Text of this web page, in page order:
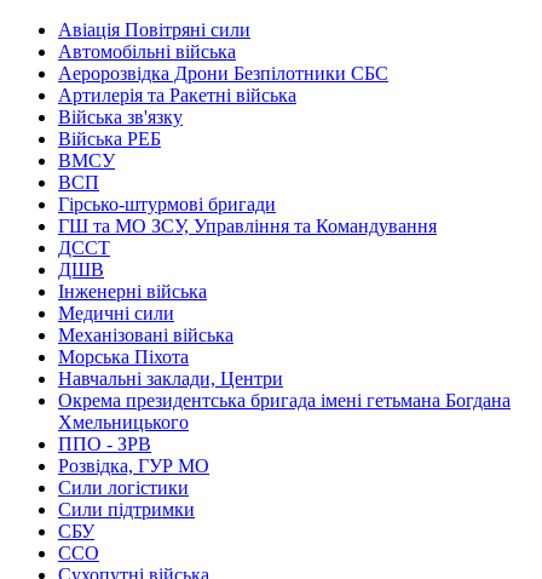
Авіація Повітряні сили
Автомобільні війська
Аеророзвідка Дрони Безпілотники СБС
Артилерія та Ракетні війська
Війська зв'язку
Війська РЕБ
ВМСУ
ВСП
Гірсько-штурмові бригади
ГШ та МО ЗСУ, Управління та Командування
ДССТ
ДШВ
Інженерні війська
Медичні сили
Механізовані війська
Морська Піхота
Навчальні заклади, Центри
Окрема президентська бригада імені гетьмана Богдана
Хмельницького
ППО - ЗРВ
Розвідка, ГУР МО
Сили логістики
Сили підтримки
СБУ
ССО
Сухопутні війська